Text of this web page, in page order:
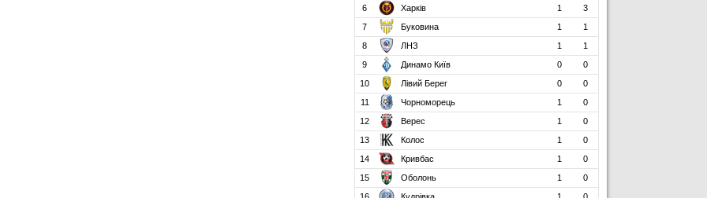
6
Харків 1
3
7
Буковина 1
1
8
ЛНЗ 1
1
9
Динамо Київ 0
0
10
Лівий Берег 0
0
11
Чорноморець 1
0
12
Верес 1
0
13
Колос 1
0
14
Кривбас 1
0
15
Оболонь 1
0